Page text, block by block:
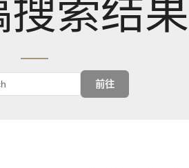
搜索结果
前往